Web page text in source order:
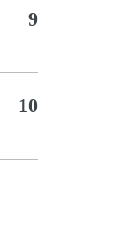
9
10